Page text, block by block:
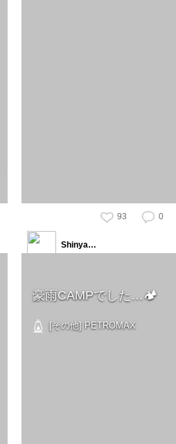
93 0
豪雨CAMPでした…🏕
[その他] PETROMAX
Shinya…